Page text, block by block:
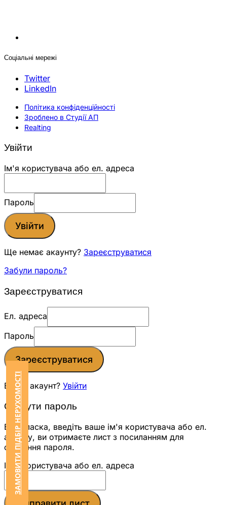
Соціальні мережі
Twitter
LinkedIn
Політика конфіденційності
Зроблено в Студії АП
Realting
ЗАМОВИТИ ПІДБІР НЕРУХОМОСТІ
Увійти
Ім'я користувача або ел. адреса
Пароль
Увійти
Ще немає акаунту? Зареєструватися
Забули пароль?
Зареєструватися
Ел. адреса
Пароль
Зареєструватися
Вже є акаунт? Увійти
Скинути пароль
Будь ласка, введіть ваше ім'я користувача або ел.
адресу, ви отримаєте лист з посиланням для
скидання пароля.
Ім'я користувача або ел. адреса